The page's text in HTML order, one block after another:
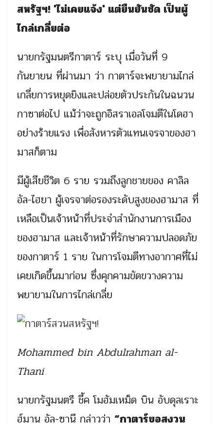
สหรัฐฯ! 'ไม่เคยแจ้ง' แต่ยืนยันชัด เป็นผู้
ไกล่เกลี่ยต่อ
นายกรัฐมนตรีกาตาร์ ระบุ เมื่อวันที่ 9
กันยายน ที่ผ่านมา ว่า กาตาร์จะพยายามไกล่
เกลี่ยการหยุดยิงและปล่อยตัวประกันในฉนวน
กาซาต่อไป แม้ว่าจะถูกอิสราเอลโจมตีในโดฮา
อย่างร้ายแรง เพื่อสังหารตัวแทนเจรจาของฮา
มาสก็ตาม
มีผู้เสียชีวิต 6 ราย รวมถึงลูกชายของ คาลิล
อัล-ไฮยา ผู้เจรจาต่อรองระดับสูงของฮามาส ที่
เหลือเป็นเจ้าหน้าที่ประจำสำนักงานการเมือง
ของฮามาส และเจ้าหน้าที่รักษาความปลอดภัย
ของกาตาร์ 1 ราย ในการโจมตีทางอากาศที่ไม่
เคยเกิดขึ้นมาก่อน ซึ่งคุกคามขัดขวางความ
พยายามในการไกล่เกลี่ย
Mohammed bin Abdulrahman al-
Thani
นายกรัฐมนตรี ชี้ค โมฮัมเหม็ด บิน อับดุลเราะ
ฮ์มาน อัล-ซานี กล่าวว่า “กาตาร์ขอสงวน